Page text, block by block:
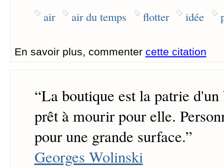
air air du temps flotter idée
En savoir plus, commenter cette citation
“La boutique est la patrie
prêt à mourir pour elle.
pour une grande surface.”
Georges Wolinski